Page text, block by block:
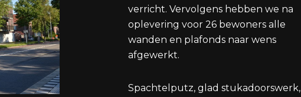
verricht. Vervolgens hebben we na
oplevering voor 26 bewoners alle
wanden en plafonds naar wens
afgewerkt.
Spachtelputz, glad stukadoorswerk,